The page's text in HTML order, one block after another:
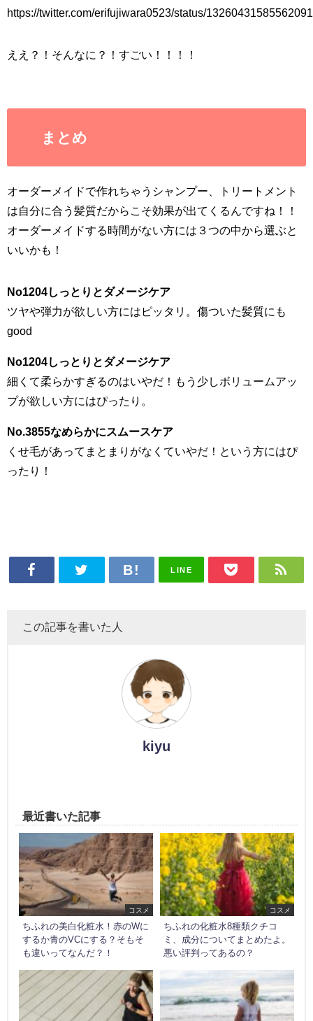
https://twitter.com/erifujiwara0523/status/
ええ？！そんなに？！すごい！！！！
まとめ
オーダーメイドで作れちゃうシャンプー、トリートメント
は自分に合う髪質だからこそ効果が出てくるんですね！！
オーダーメイドする時間がない方には３つの中から選ぶと
いいかも！
No1204しっとりとダメージケア
ツヤや弾力が欲しい方にはピッタリ。傷ついた髪質にも
good
No1204しっとりとダメージケア
細くて柔らかすぎるのはいやだ！もう少しボリュームアッ
プが欲しい方にはぴったり。
No.3855なめらかにスムースケア
くせ毛があってまとまりがなくていやだ！という方にはぴ
ったり！
LINE
この記事を書いた人
kiyu
最近書いた記事
コスメ
ちふれの美白化粧水！赤のWに
するか青のVCにする？そもそ
も違いってなんだ？！
コスメ
ちふれの化粧水8種類クチコ
ミ、成分についてまとめたよ。
悪い評判ってあるの？